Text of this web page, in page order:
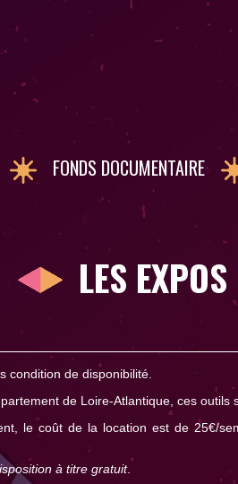
FONDS DOCUMENTAIRE
LES EXPOS
condition de disponibilité.
de Loire-Atlantique, ces outils
le coût de la location est de 25€/
à titre gratuit.